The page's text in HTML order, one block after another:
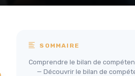
SOMMAIRE
Comprendre le bilan de
— Découvrir le bilan de